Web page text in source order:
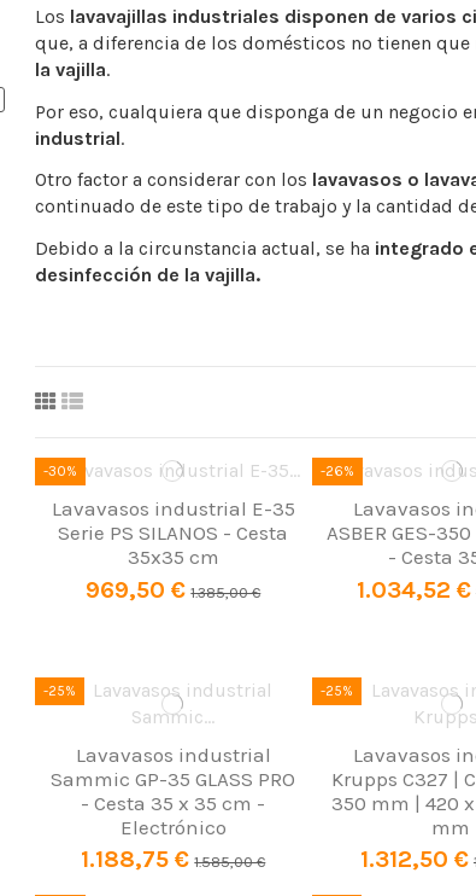
Los lavavajillas industriales disponen de varios
que, a diferencia de los domésticos no tienen que
la vajilla.
Por eso, cualquiera que disponga de un negocio
industrial.
Otro factor a considerar con los lavavasos o
continuado de este tipo de trabajo y la cantidad
Debido a la circunstancia actual, se ha integrado
desinfección de la vajilla.
-30%
Lavavasos industrial E-35
Serie PS SILANOS - Cesta
35x35 cm
969,50 € 1.385,00 €
-26%
Lavavasos
ASBER GES-
- Cesta
1.034,52 €
-25%
Lavavasos industrial
Sammic GP-35 GLASS PRO
- Cesta 35 x 35 cm -
Electrónico
1.188,75 € 1.585,00 €
-25%
Lavavasos
Krupps C327 |
350 mm | 420
mm
1.312,50 €